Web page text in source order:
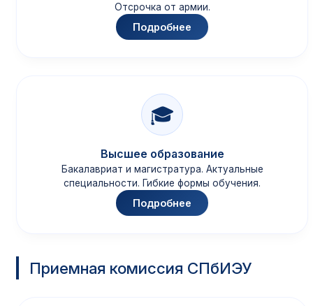
Отсрочка от армии.
Подробнее
🎓
Высшее образование
Бакалавриат и магистратура. Актуальные
специальности. Гибкие формы обучения.
Подробнее
Приемная комиссия СПбИЭУ